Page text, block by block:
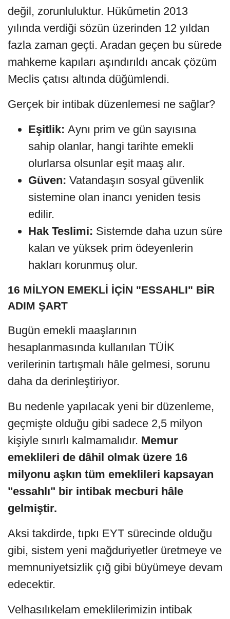
değil, zorunluluktur. Hükûmetin 2013
yılında verdiği sözün üzerinden 12 yıldan
fazla zaman geçti. Aradan geçen bu sürede
mahkeme kapıları aşındırıldı ancak çözüm
Meclis çatısı altında düğümlendi.
Gerçek bir intibak düzenlemesi ne sağlar?
Eşitlik: Aynı prim ve gün sayısına
sahip olanlar, hangi tarihte emekli
olurlarsa olsunlar eşit maaş alır.
Güven: Vatandaşın sosyal güvenlik
sistemine olan inancı yeniden tesis
edilir.
Hak Teslimi: Sistemde daha uzun süre
kalan ve yüksek prim ödeyenlerin
hakları korunmuş olur.
16 MİLYON EMEKLİ İÇİN "ESSAHLI" BİR
ADIM ŞART
Bugün emekli maaşlarının
hesaplanmasında kullanılan TÜİK
verilerinin tartışmalı hâle gelmesi, sorunu
daha da derinleştiriyor.
Bu nedenle yapılacak yeni bir düzenleme,
geçmişte olduğu gibi sadece 2,5 milyon
kişiyle sınırlı kalmamalıdır. Memur
emeklileri de dâhil olmak üzere 16
milyonu aşkın tüm emeklileri kapsayan
"essahlı" bir intibak mecburi hâle
gelmiştir.
Aksi takdirde, tıpkı EYT sürecinde olduğu
gibi, sistem yeni mağduriyetler üretmeye ve
memnuniyetsizlik çığ gibi büyümeye devam
edecektir.
Velhasılıkelam emeklilerimizin intibak